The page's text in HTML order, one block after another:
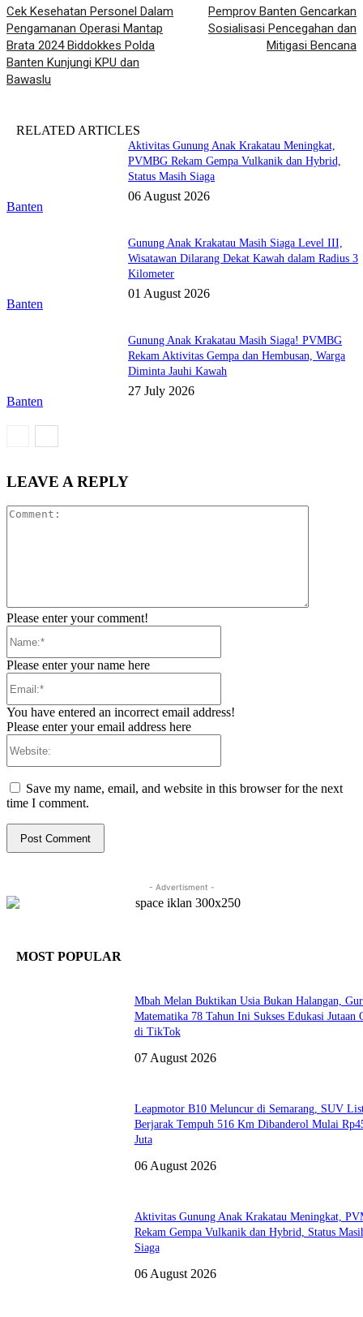
Cek Kesehatan Personel Dalam
Pengamanan Operasi Mantap
Brata 2024 Biddokkes Polda
Banten Kunjungi KPU dan
Bawaslu
Pemprov Banten Gencarkan
Sosialisasi Pencegahan dan
Mitigasi Bencana
RELATED ARTICLES
Banten
Aktivitas Gunung Anak Krakatau Meningkat,
PVMBG Rekam Gempa Vulkanik dan Hybrid,
Status Masih Siaga
06 August 2026
Banten
Gunung Anak Krakatau Masih Siaga Level III,
Wisatawan Dilarang Dekat Kawah dalam Radius 3
Kilometer
01 August 2026
Banten
Gunung Anak Krakatau Masih Siaga! PVMBG
Rekam Aktivitas Gempa dan Hembusan, Warga
Diminta Jauhi Kawah
27 July 2026
LEAVE A REPLY
Please enter your comment!
Please enter your name here
You have entered an incorrect email address!
Please enter your email address here
Save my name, email, and website in this browser for the next
time I comment.
- Advertisment -
MOST POPULAR
Mbah Melan Buktikan Usia Bukan Halangan,
Matematika 78 Tahun Ini Sukses Edukasi Jutaan
di TikTok
07 August 2026
Leapmotor B10 Meluncur di Semarang, SUV
Berjarak Tempuh 516 Km Dibanderol Mulai
Juta
06 August 2026
Aktivitas Gunung Anak Krakatau Meningkat,
Rekam Gempa Vulkanik dan Hybrid, Status
Siaga
06 August 2026